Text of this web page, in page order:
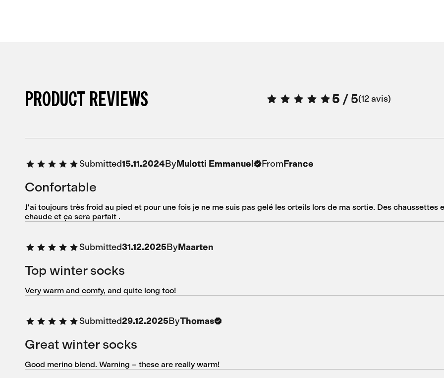
PRODUCT REVIEWS 5 /5 12 avis
Submitted15.11.2024ByMulotti Emmanuel FromFrance
Confortable
J'ai toujours très froid au pied et pour une fois je ne me suis pas gelé les orteils lors de ma sortie. Des chaussettes
chaude et ça sera parfait .
Submitted31.12.2025ByMaarten
Top winter socks
Very warm and comfy, and quite long too!
Submitted29.12.2025ByThomas
Great winter socks
Good merino blend. Warning – these are really warm!